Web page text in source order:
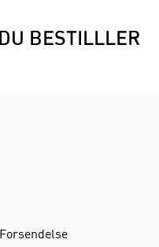
BESTILLLER